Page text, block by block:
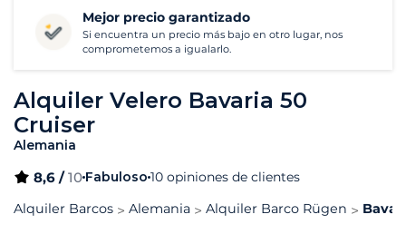
Alquiler Velero Bavaria 50
Cruiser
Alemania
8,6 /10 Fabuloso 10 opiniones de clientes
Alquiler Barcos
Alemania Alquiler Barco Rügen
Mejor precio garantizado
Si encuentra un precio más bajo en otro lugar, nos
comprometemos a igualarlo.